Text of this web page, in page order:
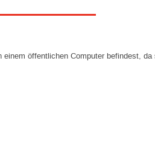
öffentlichen Computer befindest,